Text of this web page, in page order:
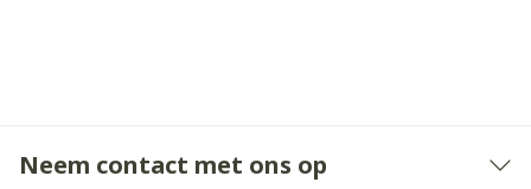
Neem contact met ons op